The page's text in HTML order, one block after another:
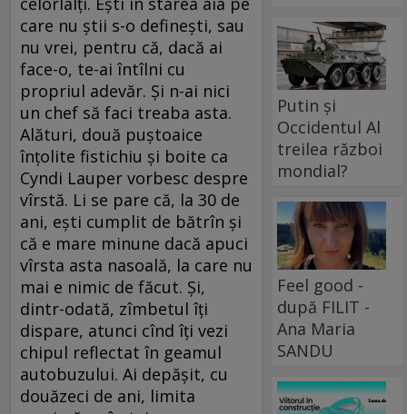
care nu ştii s-o defineşti, sau
nu vrei, pentru că, dacă ai
face-o, te-ai întîlni cu
propriul adevăr. Şi n-ai nici
un chef să faci treaba asta.
Alături, două puştoaice
înţolite fistichiu şi boite ca
Cyndi Lauper vorbesc despre
vîrstă. Li se pare că, la 30 de
ani, eşti cumplit de bătrîn şi
că e mare minune dacă apuci
vîrsta asta nasoală, la care nu
mai e nimic de făcut. Şi,
dintr-odată, zîmbetul îţi
dispare, atunci cînd îţi vezi
chipul reflectat în geamul
autobuzului. Ai depăşit, cu
douăzeci de ani, limita
Putin și
Occidentul Al
treilea război
mondial?
Feel good -
după FILIT -
Ana Maria
SANDU